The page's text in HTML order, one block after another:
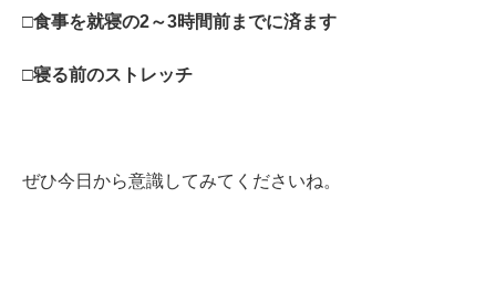
□食事を就寝の2～3時間前までに済ます
□寝る前のストレッチ
ぜひ今日から意識してみてくださいね。